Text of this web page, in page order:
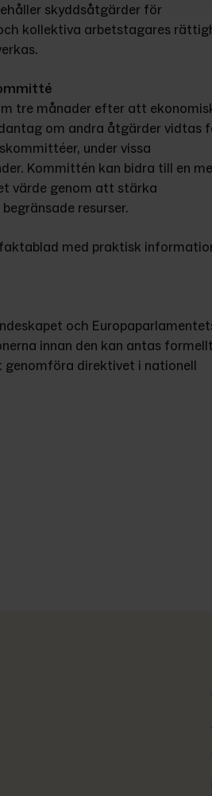
skyddsåtgärder för
kollektiva arbetstagares
tre månader efter att
om andra åtgärder vidtas
under vissa
Kommittén kan bidra till en
värde genom att stärka
resurser.
med praktisk
och
innan den kan antas
direktivet i nationell